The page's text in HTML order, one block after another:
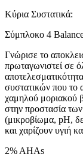
Κύρια Συστατικά:
Σύμπλοκο 4
Γνώρισε το
πρωταγωνιστεί σε
συστατικών που το
χαμηλού μοριακού
στην προστασία
(μικροβίωμα, pH,
και χαρίζουν υγιή
2% AHAs